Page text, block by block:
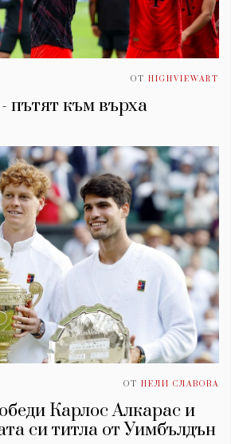
ОТ HIGHVIEWART
пътят към върха
ОТ НЕЛИ СЛАВОВА
Карлос Алкарас и
си титла от Уимбълдън